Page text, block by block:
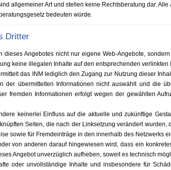
allgemeiner Art und stellen keine Rechtsberatung dar.
bedeuten würde.
Dritter
dieses Angebotes nicht nur eigene Web-Angebote,
keine illegalen Inhalte auf den entsprechenden
das INM lediglich den Zugang zur Nutzung dieser
der übermittelten Informationen nicht auswählt und die
fremden Informationen erfolgt wegen der gewählten
keinerlei Einfluss auf die aktuelle und zukünftige
Seiten, die nach der Linksetzung verändert
sowie für Fremdeinträge in den innerhalb des Netzwerks
von anderen darauf hingewiesen wird, dass ein
Angebot unverzüglich aufheben, soweit es technisch
oder unvollständige Inhalte und insbesondere für